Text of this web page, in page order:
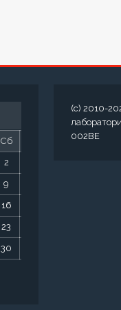
Сб
2
9
16
23
30
(c) 2010-
002BE